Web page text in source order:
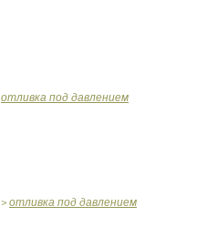
отливка под давлением
> отливка под давлением